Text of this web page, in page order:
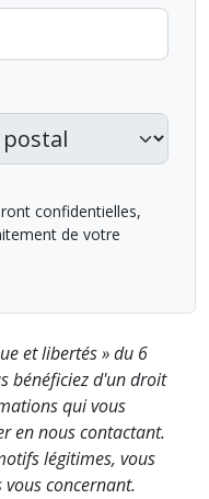
confidentielles,
de votre
et libertés » du 6
bénéficiez d'un droit
qui vous
en nous contactant.
légitimes, vous
concernant.